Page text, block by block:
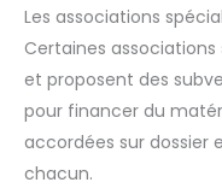
Les associations
Certaines
et proposent des
pour financer du
accordées sur dossier
chacun.